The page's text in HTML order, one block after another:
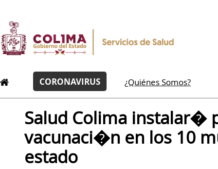
CORONAVIRUS ¿Quiénes Somos?
Salud Colima instalar�
vacunaci�n en los 10
estado